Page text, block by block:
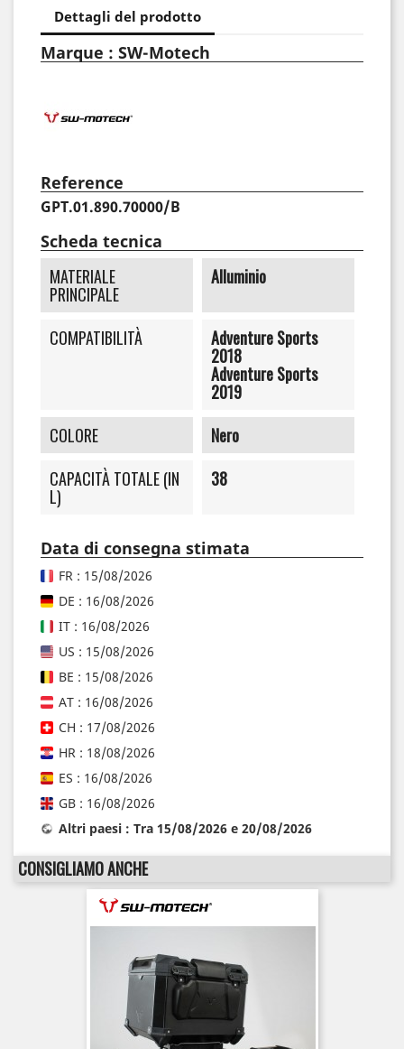
Dettagli del prodotto
Marque : SW-Motech
Reference
GPT.01.890.70000/B
Scheda tecnica
MATERIALE
PRINCIPALE
Alluminio
COMPATIBILITÀ Adventure Sports
2018
Adventure Sports
2019
COLORE
Nero
CAPACITÀ TOTALE (IN
L)
38
Data di consegna stimata
FR : 15/08/2026
DE : 16/08/2026
IT : 16/08/2026
US : 15/08/2026
BE : 15/08/2026
AT : 16/08/2026
CH : 17/08/2026
HR : 18/08/2026
ES : 16/08/2026
GB : 16/08/2026
Altri paesi : Tra 15/08/2026 e 20/08/2026
CONSIGLIAMO ANCHE